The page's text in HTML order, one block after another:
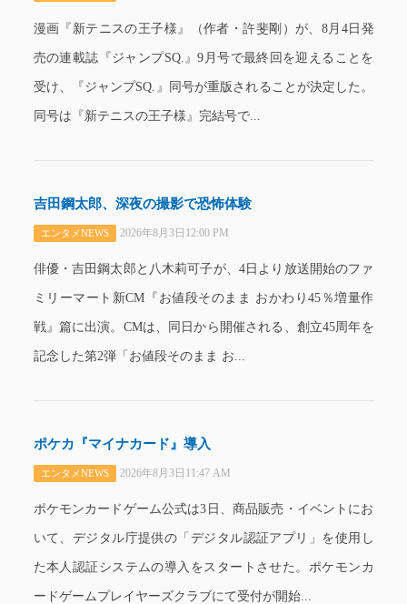
漫画『新テニスの王子様』（作者・許斐剛）が、8月4日発
売の連載誌『ジャンプSQ.』9月号で最終回を迎えることを
受け、『ジャンプSQ.』同号が重版されることが決定した。
同号は『新テニスの王子様』完結号で...
吉田鋼太郎、深夜の撮影で恐怖体験
エンタメNEWS 2026年8月3日12:00 PM
俳優・吉田鋼太郎と八木莉可子が、4日より放送開始のファ
ミリーマート新CM『お値段そのまま おかわり45％増量作
戦』篇に出演。CMは、同日から開催される、創立45周年を
記念した第2弾「お値段そのまま お...
ポケカ『マイナカード』導入
エンタメNEWS 2026年8月3日11:47 AM
ポケモンカードゲーム公式は3日、商品販売・イベントにお
いて、デジタル庁提供の「デジタル認証アプリ」を使用し
た本人認証システムの導入をスタートさせた。ポケモンカ
ードゲームプレイヤーズクラブにて受付が開始...